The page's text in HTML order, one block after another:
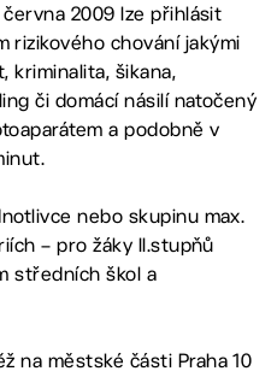
2009 lze přihlásit
rizikového chování jakými
kriminalita, šikana,
či domácí násilí natočený
a podobně v
nebo skupinu max.
– pro žáky II.stupňů
středních škol a
na městské části Praha 10